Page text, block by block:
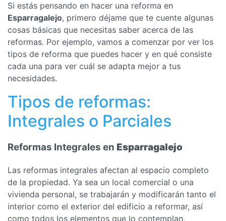
Si estás pensando en hacer una reforma en
Esparragalejo, primero déjame que te cuente algunas
cosas básicas que necesitas saber acerca de las
reformas. Por ejemplo, vamos a comenzar por ver los
tipos de reforma que puedes hacer y en qué consiste
cada una para ver cuál se adapta mejor a tus
necesidades.
Tipos de reformas:
Integrales o Parciales
Reformas Integrales en Esparragalejo
Las reformas integrales afectan al espacio completo
de la propiedad. Ya sea un local comercial o una
vivienda personal, se trabajarán y modificarán tanto el
interior como el exterior del edificio a reformar, así
como todos los elementos que lo contemplan,